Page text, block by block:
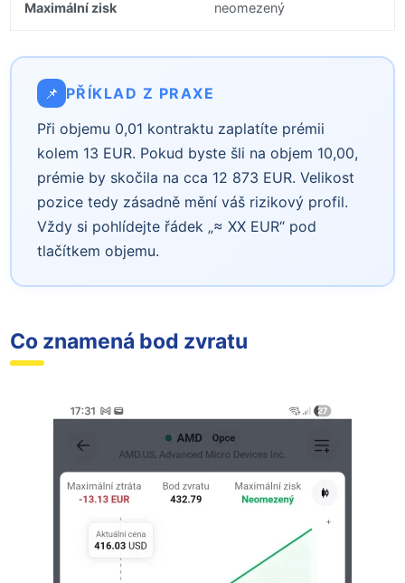
Maximální zisk neomezený
📌 PŘÍKLAD Z PRAXE
Při objemu 0,01 kontraktu zaplatíte prémii
kolem 13 EUR. Pokud byste šli na objem 10,00,
prémie by skočila na cca 12 873 EUR. Velikost
pozice tedy zásadně mění váš rizikový profil.
Vždy si pohlídejte řádek „≈ XX EUR“ pod
tlačítkem objemu.
Co znamená bod zvratu